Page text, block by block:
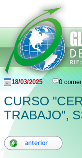
18/03/2025 0
CURSO
TRABAJO",